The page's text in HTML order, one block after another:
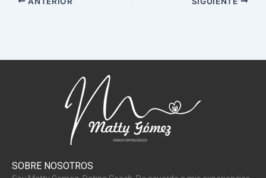
SOBRE NOSOTROS